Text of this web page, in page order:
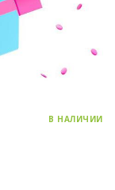
В НАЛИЧИИ